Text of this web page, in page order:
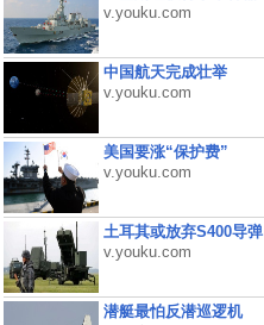
v.youku.com
中国航天完成壮举
v.youku.com
美国要涨“保护费”
v.youku.com
土耳其或放弃S400导弹
v.youku.com
潜艇最怕反潜巡逻机